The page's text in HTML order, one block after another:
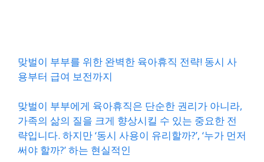
맞벌이 부부를 위한 완벽한 육아휴직 전략! 동시 사
용부터 급여 보전까지
맞벌이 부부에게 육아휴직은 단순한 권리가 아니라,
가족의 삶의 질을 크게 향상시킬 수 있는 중요한 전
략입니다. 하지만 ‘동시 사용이 유리할까?’, ‘누가 먼저
써야 할까?’ 하는 현실적인